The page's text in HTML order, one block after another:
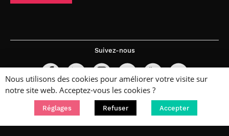
Suivez-nous
Nous utilisons des cookies pour améliorer votre visite sur
notre site web. Acceptez-vous les cookies ?
Réglages Refuser Accepter